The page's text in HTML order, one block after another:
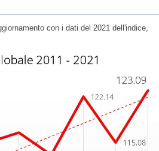
con i dati del 2021 dell'indice,